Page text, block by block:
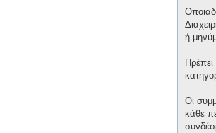
ή
Οι
κάθε